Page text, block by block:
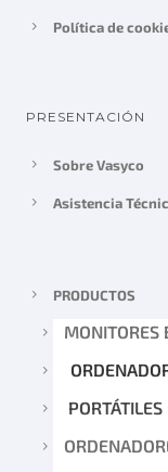
Política de
PRESENTACIÓN
Sobre Vasyco
Asistencia
PRODUCTOS
MONITORES